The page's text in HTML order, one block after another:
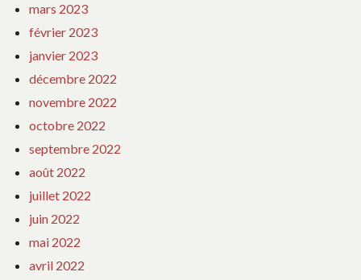
mars 2023
février 2023
janvier 2023
décembre 2022
novembre 2022
octobre 2022
septembre 2022
août 2022
juillet 2022
juin 2022
mai 2022
avril 2022